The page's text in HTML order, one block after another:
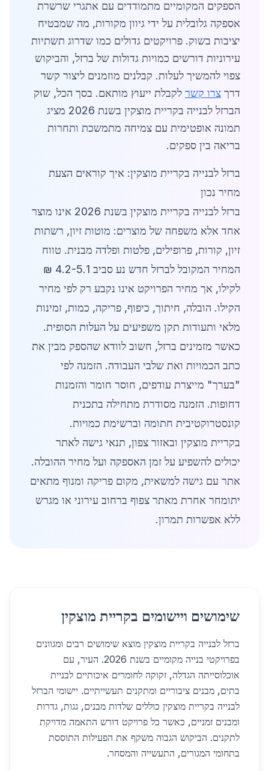
הספקים המקומיים מתמודדים עם אתגרי שרשרת
אספקה גלובלית על ידי גיוון מקורות, מה שמבטיח
יציבות בשוק. פרויקטים גדולים כמו שדרוג תשתיות
עירוניות דורשים כמויות גדולות של ברזל, והביקוש
צפוי להמשיך לעלות. קבלנים מוזמנים ליצור קשר
דרך צרו קשר לקבלת ייעוץ מותאם. בסך הכל, שוק
הברזל לבנייה בקריית מוצקין בשנת 2026 מציג
תמונה אופטימית עם צמיחה מתמשכת ותחרות
בריאה בין ספקים.
ברזל לבנייה בקריית מוצקין: איך קוראים הצעת
מחיר נכון
ברזל לבנייה בקריית מוצקין בשנת 2026 אינו מוצר
אחד אלא משפחה של מוצרים: מוטות זיון, רשתות
זיון, קורות, פרופילים, פלטות ופלדה מבנית. טווח
המחיר המקובל לברזל חדש נע סביב 4.2-5.1 ₪
לקילו, אך מחיר הפרויקט אינו נקבע רק לפי מחיר
הקילו. הובלה, חיתוך, כיפוף, פריקה, כמות, זמינות
מלאי ותעודות תקן משפיעים על העלות הסופית.
כאשר מזמינים ברזל, חשוב לוודא שהספק מבין את
כתב הכמויות ואת שלבי העבודה. הזמנה לפי
"בערך" מייצרת עודפים, חוסר חומר והזמנות
דחופות. הזמנה מסודרת מתחילה בתכנית
קונסטרוקטיבית חתומה וברשימת כמויות.
בקריית מוצקין ובאזור צפון, תנאי גישה לאתר
יכולים להשפיע על זמן האספקה ועל מחיר ההובלה.
אתר עם גישה למשאית, מקום פריקה ומנוף מתאים
יתומחר אחרת מאתר צפוף ברחוב עירוני או מגרש
ללא אפשרות תמרון.
שימושים ויישומים בקריית מוצקין
ברזל לבנייה בקריית מוצקין מוצא שימושים רבים ומגוונים
בפרויקטי בנייה מקומיים בשנת 2026. העיר, עם
אוכלוסייתה הגדלה, זקוקה לחומרים איכותיים לבניית
בתים, מבנים ציבוריים ומתקנים תעשייתיים. יישומי הברזל
לבנייה בקריית מוצקין כוללים שלדות מבנים, גגות, גדרות
ומבנים זמניים, כאשר כל פרויקט דורש התאמה מדויקת
לתקנים. הביקוש הגבוה משקף את הפעילות התוססת
בתחומי המגורים, התעשייה והמסחר.